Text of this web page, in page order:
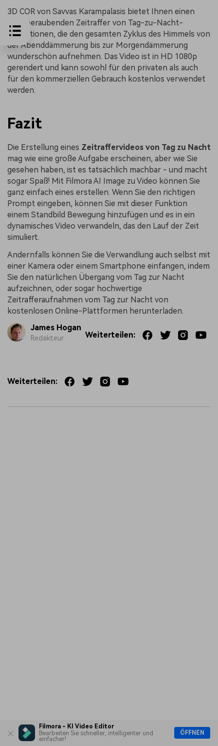
Filmora - KI Video Editor
Bearbeiten Sie schneller, intelligenter und
einfacher!
ÖFFNEN
3D COR von Savvas Karampalasis bietet Ihnen einen
atemberaubenden Zeitraffer von Tag-zu-Nacht-
Animationen, die den gesamten Zyklus des Himmels von
der Abenddämmerung bis zur Morgendämmerung
wunderschön aufnehmen. Das Video ist in HD 1080p
gerendert und kann sowohl für den privaten als auch
für den kommerziellen Gebrauch kostenlos verwendet
werden.
Fazit
Die Erstellung eines Zeitraffervideos von Tag zu Nacht
mag wie eine große Aufgabe erscheinen, aber wie Sie
gesehen haben, ist es tatsächlich machbar - und macht
sogar Spaß! Mit Filmora AI Image zu Video können Sie
ganz einfach eines erstellen. Wenn Sie den richtigen
Prompt eingeben, können Sie mit dieser Funktion
einem Standbild Bewegung hinzufügen und es in ein
dynamisches Video verwandeln, das den Lauf der Zeit
simuliert.
Andernfalls können Sie die Verwandlung auch selbst mit
einer Kamera oder einem Smartphone einfangen, indem
Sie den natürlichen Übergang vom Tag zur Nacht
aufzeichnen, oder sogar hochwertige
Zeitrafferaufnahmen vom Tag zur Nacht von
kostenlosen Online-Plattformen herunterladen.
James Hogan
Redakteur Weiterteilen:
Weiterteilen: